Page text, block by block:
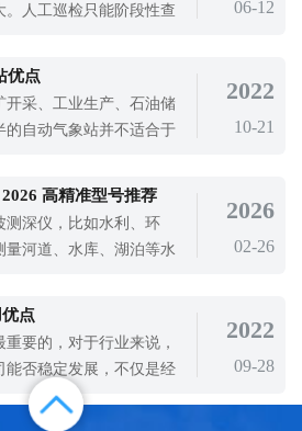
人工巡检只能阶段性查
，很容易造成城市内涝和
设备功能单一，只能监测
网监测体系，数
06-12
优点
开采、工业生产、石油储
的自动气象站并不适合于
发生，减少安全隐患，从
常运行生活。防爆气象
爆气象站需要
2022
10-21
高精准型号推荐
深仪，比如水利、环
河道、水库、湖泊等水
该从哪些方面入手，才能
，只要掌握正确的选型方
合自己的超声波
2026
02-26
点
要的，对于行业来说，
能否稳定发展，不仅是经
重要的，不仅是护自己，
作环境，更舒适的工作，
2022
09-28